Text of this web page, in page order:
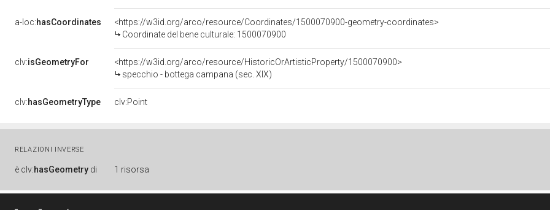
a-loc:hasCoordinates
<https://w3id.org/arco/resource/Coordinates/1500070900-geometry-coordinates>
Coordinate del bene culturale: 1500070900
clv:isGeometryFor
<https://w3id.org/arco/resource/HistoricOrArtisticProperty/1500070900>
specchio - bottega campana (sec. XIX)
clv:hasGeometryType clv:Point
RELAZIONI INVERSE
è clv:hasGeometry di 1 risorsa